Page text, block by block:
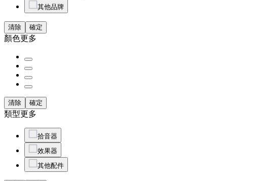
其他品牌
清除 確定
顏色更多
清除 確定
類型更多
拾音器
效果器
其他配件